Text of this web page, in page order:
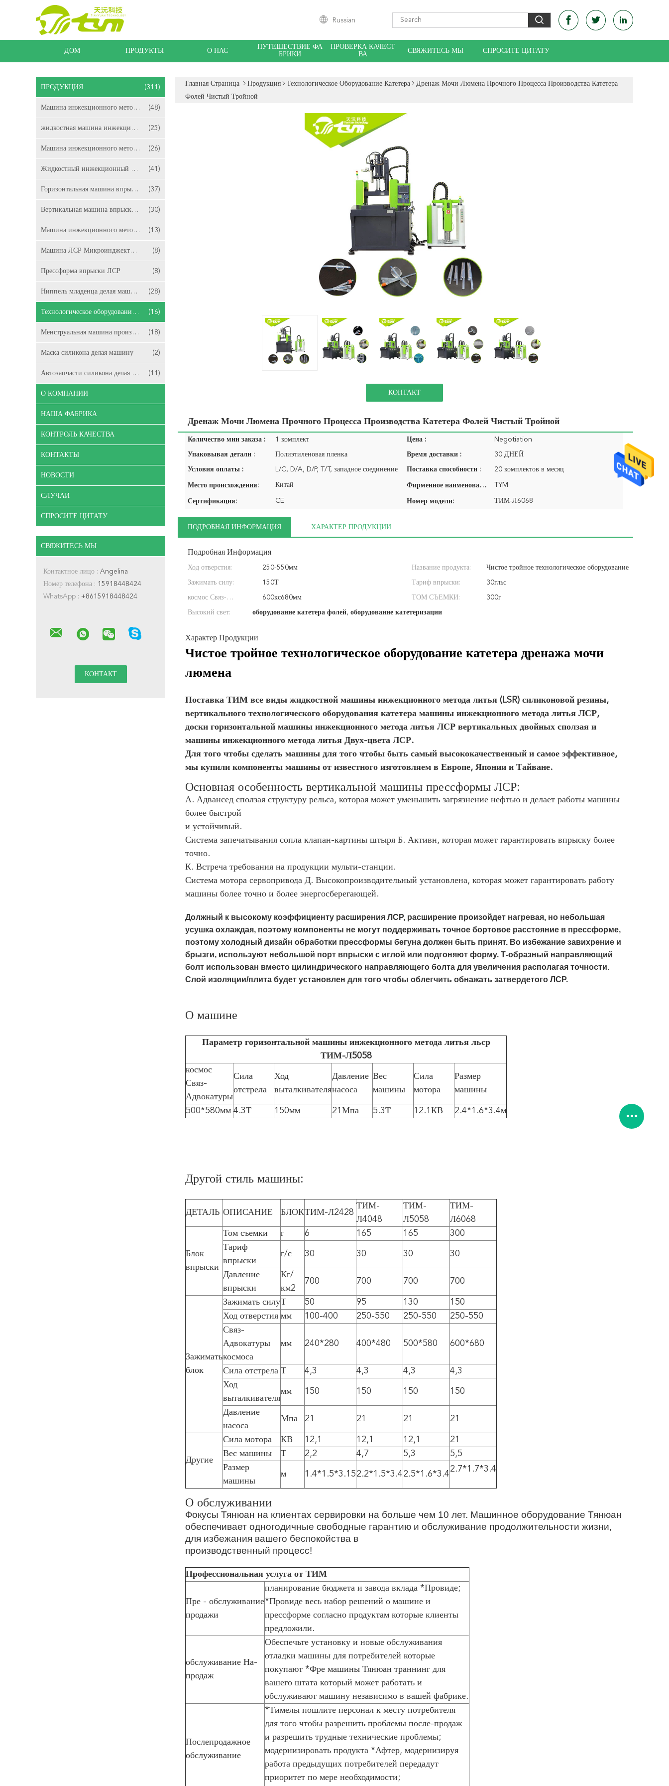
Russian
ДОМ ПРОДУКТЫ О НАС
ПУТЕШЕСТВИЕ ФА
БРИКИ
ПРОВЕРКА КАЧЕСТ
ВА
СВЯЖИТЕСЬ МЫ СПРОСИТЕ ЦИТАТУ
ПРОДУКЦИЯ (311)
Машина инжекционного метода литья ЛСР (48)
жидкостная машина инжекционного метода литья (25)
Машина инжекционного метода литья силикона (26)
Жидкостный инжекционный метод литья силиконовой резины (41)
Горизонтальная машина впрыски ЛСР отливая в форму (37)
Вертикальная машина впрыски ЛСР отливая в форму (30)
Машина инжекционного метода литья съемки ЛСР 2 (13)
Машина ЛСР Микроинджектион (8)
Прессформа впрыски ЛСР (8)
Ниппель младенца делая машину (28)
Технологическое оборудование катетера (16)
Менструальная машина производства чашки (18)
Маска силикона делая машину (2)
Автозапчасти силикона делая машину (11)
О КОМПАНИИ
НАША ФАБРИКА
КОНТРОЛЬ КАЧЕСТВА
КОНТАКТЫ
НОВОСТИ
СЛУЧАИ
СПРОСИТЕ ЦИТАТУ
СВЯЖИТЕСЬ МЫ
Контактное лицо : Angelina
Номер телефона : 15918448424
WhatsApp : +8615918448424
Главная Страница Продукция Технологическое Оборудование Катетера
Дренаж Мочи Люмена Прочного Процесса Производства Катетера
Фолей Чистый Тройной
КОНТАКТ
Дренаж Мочи Люмена Прочного Процесса Производства Катетера Фолей Чистый Тройной
Количество мин заказа : 1 комплект Цена : Negotiation
Упаковывая детали : Полиэтиленовая пленка Время доставки : 30 ДНЕЙ
Условия оплаты : L/C, D/A, D/P, T/T, западное соединение Поставка способности : 20 комплектов в месяц
Место происхождения: Китай Фирменное наименование: TYM
Сертификация: CE Номер модели: ТИМ-Л6068
ПОДРОБНАЯ ИНФОРМАЦИЯ ХАРАКТЕР ПРОДУКЦИИ
Подробная Информация
Ход отверстия: 250-550мм Название продукта: Чистое тройное технологическое оборудование
катетера дренажа мочи люмена
Зажимать силу: 150Т Тариф впрыски: 30гльс
космос Связ-
Адвокатуры:
600кс680мм ТОМ СЪЕМКИ: 300г
Высокий свет: оборудование катетера фолей, оборудование катетеризации
Характер Продукции
Чистое тройное технологическое оборудование катетера дренажа мочи
люмена
Поставка ТИМ все виды жидкостной машины инжекционного метода литья (LSR) силиконовой резины,
вертикального технологического оборудования катетера машины инжекционного метода литья ЛСР,
доски горизонтальной машины инжекционного метода литья ЛСР вертикальных двойных сползая и
машины инжекционного метода литья Двух-цвета ЛСР.
Для того чтобы сделать машины для того чтобы быть самый высококачественный и самое эффективное,
мы купили компоненты машины от известного изготовляем в Европе, Японии и Тайване.
Основная особенность вертикальной машины прессформы ЛСР:
А. Адвансед сползая структуру рельса, которая может уменьшить загрязнение нефтью и делает работы машины
более быстрой
и устойчивый.
Система запечатывания сопла клапан-картины штыря Б. Активн, которая может гарантировать впрыску более
точно.
К. Встреча требования на продукции мульти-станции.
Система мотора сервопривода Д. Высокопроизводительный установлена, которая может гарантировать работу
машины более точно и более энергосберегающей.
Должный к высокому коэффициенту расширения ЛСР, расширение произойдет нагревая, но небольшая
усушка охлаждая, поэтому компоненты не могут поддерживать точное бортовое расстояние в прессформе,
поэтому холодный дизайн обработки прессформы бегуна должен быть принят. Во избежание завихрение и
брызги, используют небольшой порт впрыски с иглой или подгоняют форму. Т-образный направляющий
болт использован вместо цилиндрического направляющего болта для увеличения располагая точности.
Слой изоляции/плита будет установлен для того чтобы облегчить обнажать затвердетого ЛСР.
О машине
Параметр горизонтальной машины инжекционного метода литья льср
ТИМ-Л5058
космос
Связ-
Адвокатуры
Сила
отстрела
Ход
выталкивателя
Давление
насоса
Вес
машины
Сила
мотора
Размер
машины
500*580мм 4.3Т 150мм 21Мпа 5.3Т 12.1КВ 2.4*1.6*3.4м
Другой стиль машины:
ДЕТАЛЬ ОПИСАНИЕ БЛОКТИМ-Л2428
ТИМ-
Л4048
ТИМ-
Л5058
ТИМ-
Л6068
Блок
впрыски
Том съемки г 6 165 165
300
Тариф
впрыски
г/с 30 30 30 30
Давление
впрыски
Кг/
км2
700 700 700 700
Зажимать
блок
Зажимать силуТ 50 95 130
150
Ход отверстия мм 100-400 250-550 250-550
250-550
Связ-
Адвокатуры
космоса
мм 240*280 400*480 500*580 600*680
Сила отстрела Т 4,3 4,3 4,3
4,3
Ход
выталкивателя
мм 150 150 150 150
Давление
насоса
Мпа 21 21 21 21
Другие
Сила мотора КВ 12,1 12,1 12,1
21
Вес машины
Т 2,2 4,7 5,3
5,5
Размер
машины
м 1.4*1.5*3.152.2*1.5*3.42.5*1.6*3.4
2.7*1.7*3.4
О обслуживании
Фокусы Тянюан на клиентах сервировки на больше чем 10 лет. Машинное оборудование Тянюан
обеспечивает одногодичные свободные гарантию и обслуживание продолжительности жизни,
для избежания вашего беспокойства в
производственный процесс!
Профессиональная услуга от ТИМ
Пре - обслуживание
продажи
планирование бюджета и завода вклада *Провиде;
*Провиде весь набор решений о машине и
прессформе согласно продуктам которые клиенты
предложили.
обслуживание На-
продаж
Обеспечьте установку и новые обслуживания
отладки машины для потребителей которые
покупают *Фре машины Тянюан траннинг для
вашего штата который может работать и
обслуживают машину независимо в вашей фабрике.
Послепродажное
обслуживание
*Тимелы пошлите персонал к месту потребителя
для того чтобы разрешить проблемы после-продаж
и разрешить трудные технические проблемы;
модернизировать продукта *Афтер, модернизируя
работа предыдущих потребителей передадут
приоритет по мере необходимости;